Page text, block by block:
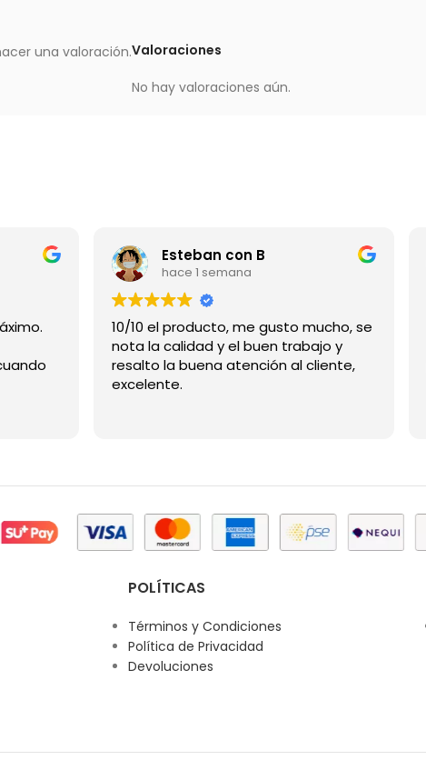
Valoraciones
No hay valoraciones aún.
una valoración.
lo máximo.
Esteban con B
hace 1 semana
10/10 el producto, me gusto mucho, se
nota la calidad y el buen trabajo y
resalto la buena atención al cliente,
excelente.
POLÍTICAS
Términos y Condiciones
Política de Privacidad
Devoluciones